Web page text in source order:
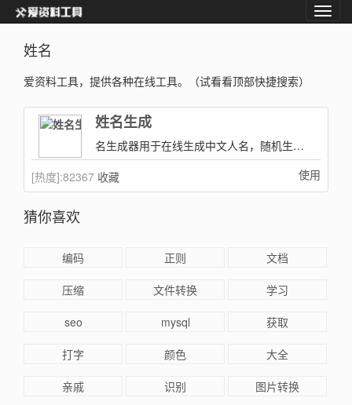
姓名
爱资料工具，提供各种在线工具。（试看看顶部快捷搜索）
姓名生成
名生成器用于在线生成中文人名，随机生成姓氏与名字组合。
[热度]:82367 收藏 使用
猜你喜欢
编码 正则 文档
压缩 文件转换 学习
seo mysql 获取
打字 颜色 大全
亲戚 识别 图片转换